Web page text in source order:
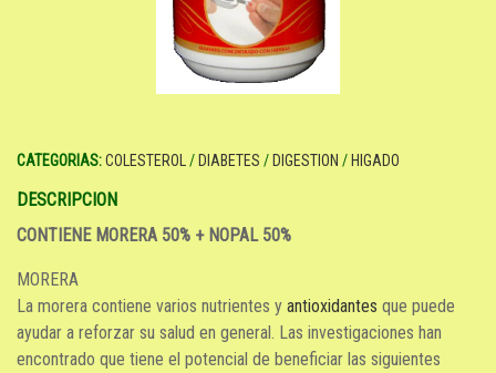
CATEGORIAS:COLESTEROL / DIABETES / DIGESTION / HIGADO
DESCRIPCION
CONTIENE MORERA 50% + NOPAL 50%
MORERA
La morera contiene varios nutrientes y antioxidantes que puede
ayudar a reforzar su salud en general. Las investigaciones han
encontrado que tiene el potencial de beneficiar las siguientes